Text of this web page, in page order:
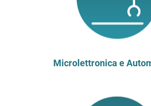
Microlettronica e